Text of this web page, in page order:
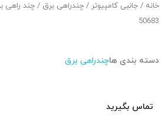
خانه / جانبی کامپیوتر / چندراهی برق
50683
دسته بندی هاچندراهی برق
تماس بگیرید